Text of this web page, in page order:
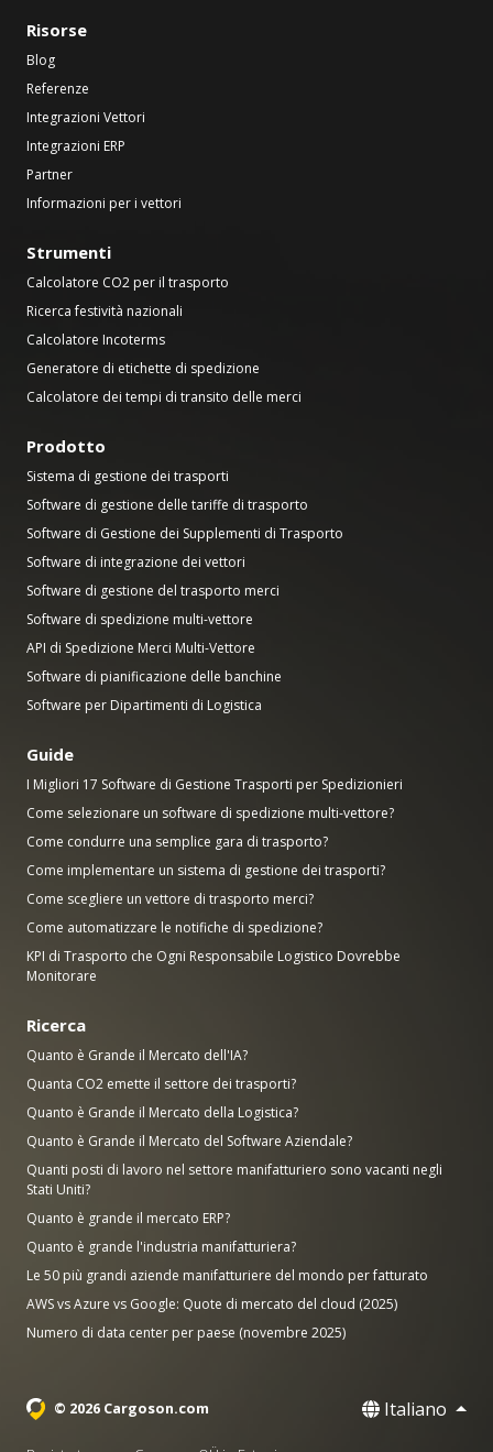
Risorse
Blog
Referenze
Integrazioni Vettori
Integrazioni ERP
Partner
Informazioni per i vettori
Strumenti
Calcolatore CO2 per il trasporto
Ricerca festività nazionali
Calcolatore Incoterms
Generatore di etichette di spedizione
Calcolatore dei tempi di transito delle merci
Prodotto
Sistema di gestione dei trasporti
Software di gestione delle tariffe di trasporto
Software di Gestione dei Supplementi di Trasporto
Software di integrazione dei vettori
Software di gestione del trasporto merci
Software di spedizione multi-vettore
API di Spedizione Merci Multi-Vettore
Software di pianificazione delle banchine
Software per Dipartimenti di Logistica
Guide
I Migliori 17 Software di Gestione Trasporti per Spedizionieri
Come selezionare un software di spedizione multi-vettore?
Come condurre una semplice gara di trasporto?
Come implementare un sistema di gestione dei trasporti?
Come scegliere un vettore di trasporto merci?
Come automatizzare le notifiche di spedizione?
KPI di Trasporto che Ogni Responsabile Logistico Dovrebbe
Monitorare
Ricerca
Quanto è Grande il Mercato dell'IA?
Quanta CO2 emette il settore dei trasporti?
Quanto è Grande il Mercato della Logistica?
Quanto è Grande il Mercato del Software Aziendale?
Quanti posti di lavoro nel settore manifatturiero sono vacanti negli
Stati Uniti?
Quanto è grande il mercato ERP?
Quanto è grande l'industria manifatturiera?
Le 50 più grandi aziende manifatturiere del mondo per fatturato
AWS vs Azure vs Google: Quote di mercato del cloud (2025)
Numero di data center per paese (novembre 2025)
© 2026 Cargoson.com Italiano